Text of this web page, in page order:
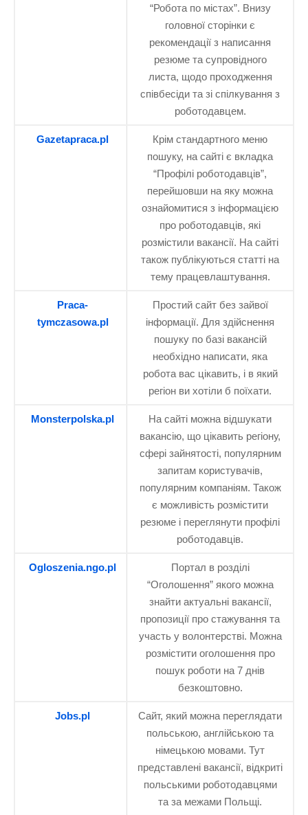
“Робота по містах”. Внизу
головної сторінки є
рекомендації з написання
резюме та супровідного
листа, щодо проходження
співбесіди та зі спілкування з
роботодавцем.
Gazetapraca.pl
Крім стандартного меню
пошуку, на сайті є вкладка
“Профілі роботодавців”,
перейшовши на яку можна
ознайомитися з інформацією
про роботодавців, які
розмістили вакансії. На сайті
також публікуються статті на
тему працевлаштування.
Praca-
tymczasowa.pl
Простий сайт без зайвої
інформації. Для здійснення
пошуку по базі вакансій
необхідно написати, яка
робота вас цікавить, і в який
регіон ви хотіли б поїхати.
Monsterpolska.pl
На сайті можна відшукати
вакансію, що цікавить регіону,
сфері зайнятості, популярним
запитам користувачів,
популярним компаніям. Також
є можливість розмістити
резюме і переглянути профілі
роботодавців.
Ogloszenia.ngo.pl
Портал в розділі
“Оголошення” якого можна
знайти актуальні вакансії,
пропозиції про стажування та
участь у волонтерстві. Можна
розмістити оголошення про
пошук роботи на 7 днів
безкоштовно.
Jobs.pl
Сайт, який можна переглядати
польською, англійською та
німецькою мовами. Тут
представлені вакансії, відкриті
польськими роботодавцями
та за межами Польщі.